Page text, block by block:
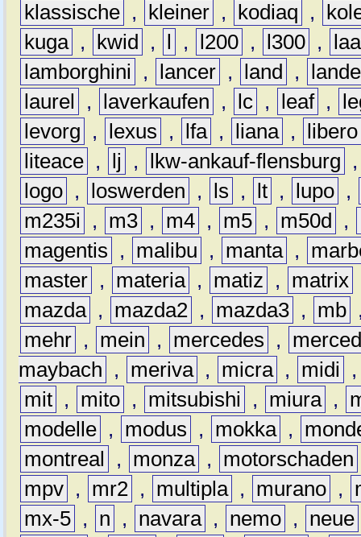
klassische , kleiner , kodiaq ,
kuga , kwid , , l200 , l300 ,
lamborghini
, lancer , land ,
laurel
, laverkaufen , lc , leaf ,
levorg
, lexus , lfa , liana ,
libero
liteace , lj , lkw-ankauf-flensburg
logo , loswerden , ls , lt , lupo ,
m235i
, m3 , m4 , m5 , m50d ,
magentis
, malibu , manta ,
master , materia , matiz , matrix
mazda , mazda2 , mazda3 , mb
mehr , mein , mercedes ,
maybach
, meriva , micra , midi
mit , mito , mitsubishi , miura ,
modelle , modus , mokka ,
montreal
, monza , motorschaden
mpv , mr2 , multipla , murano ,
mx-5 , n , navara , nemo , neue